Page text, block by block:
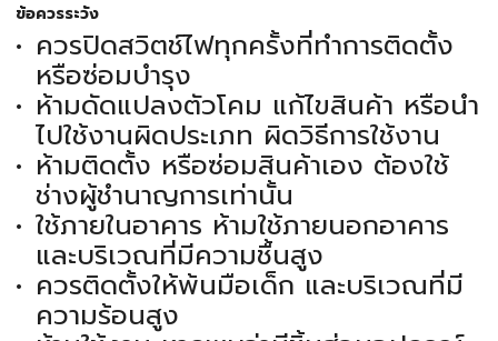
ข้อควรระวัง
ควรปิดสวิตช์ไฟทุกครั้งที่ทำการติดตั้ง
หรือซ่อมบำรุง
ห้ามดัดแปลงตัวโคม แก้ไขสินค้า หรือนำ
ไปใช้งานผิดประเภท ผิดวิธีการใช้งาน
ห้ามติดตั้ง หรือซ่อมสินค้าเอง ต้องใช้
ช่างผู้ชำนาญการเท่านั้น
ใช้ภายในอาคาร ห้ามใช้ภายนอกอาคาร
และบริเวณที่มีความชื้นสูง
ควรติดตั้งให้พ้นมือเด็ก และบริเวณที่มี
ความร้อนสูง